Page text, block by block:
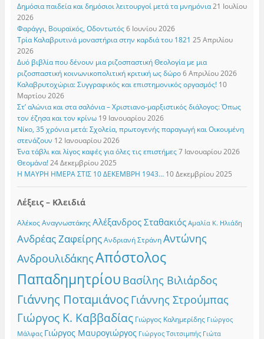
Δημόσια παιδεία και δημόσιοι λειτουργοί μετά τα μνημόνια 21 Ιουλίου
2026
Φαράγγι, Βουραϊκός, Οδοντωτός 6 Ιουνίου 2026
Τρία Καλαβρυτινά μοναστήρια στην καρδιά του 1821 25 Απριλίου
2026
Δυό βιβλία που δένουν μια ριζοσπαστική Θεολογία με μια
ριζοσπαστική κοινωνικοπολιτική κριτική ως δώρο 6 Απριλίου 2026
Καλαβρυτοχώρια: Συγγραφικός και επιστημονικός οργασμός! 10
Μαρτίου 2026
Στ’ αλώνια και στα σαλόνια – Χριστιανο-μαρξιστικός διάλογος: Όπως
τον έζησα και τον κρίνω 19 Ιανουαρίου 2026
Νίκο, 35 χρόνια μετά: Σχολεία, πρωτογενής παραγωγή και Οικουμένη
στενάζουν 12 Ιανουαρίου 2026
Ένα τάβλι και λίγος καφές για όλες τις επιστήμες 7 Ιανουαρίου 2026
Θεομάνα! 24 Δεκεμβρίου 2025
Η ΜΑΥΡΗ ΗΜΕΡΑ ΣΤΙΣ 10 ΔΕΚΕΜΒΡΗ 1943… 10 Δεκεμβρίου 2025
Λέξεις – Κλειδιά
Αλέκος Αναγνωστάκης Αλέξανδρος Σταθακιός Αμαλία Κ. Ηλιάδη
Ανδρέας Ζαφείρης Ανδριανή Στράνη Αντώνης
ΑνδρουλιδάκηςΑπόστολος
Παπαδημητρίου Βασίλης Βιλιάρδος
Γιάννης Ποταμιάνος Γιάννης Στρούμπας
Γιώργος Κ. Καββαδίας Γιώργος Καλημερίδης Γιώργος
Μάλφας Γιώργος Μαυρογιώργος Γιώργος Τσιτσιμπής Γιώτα